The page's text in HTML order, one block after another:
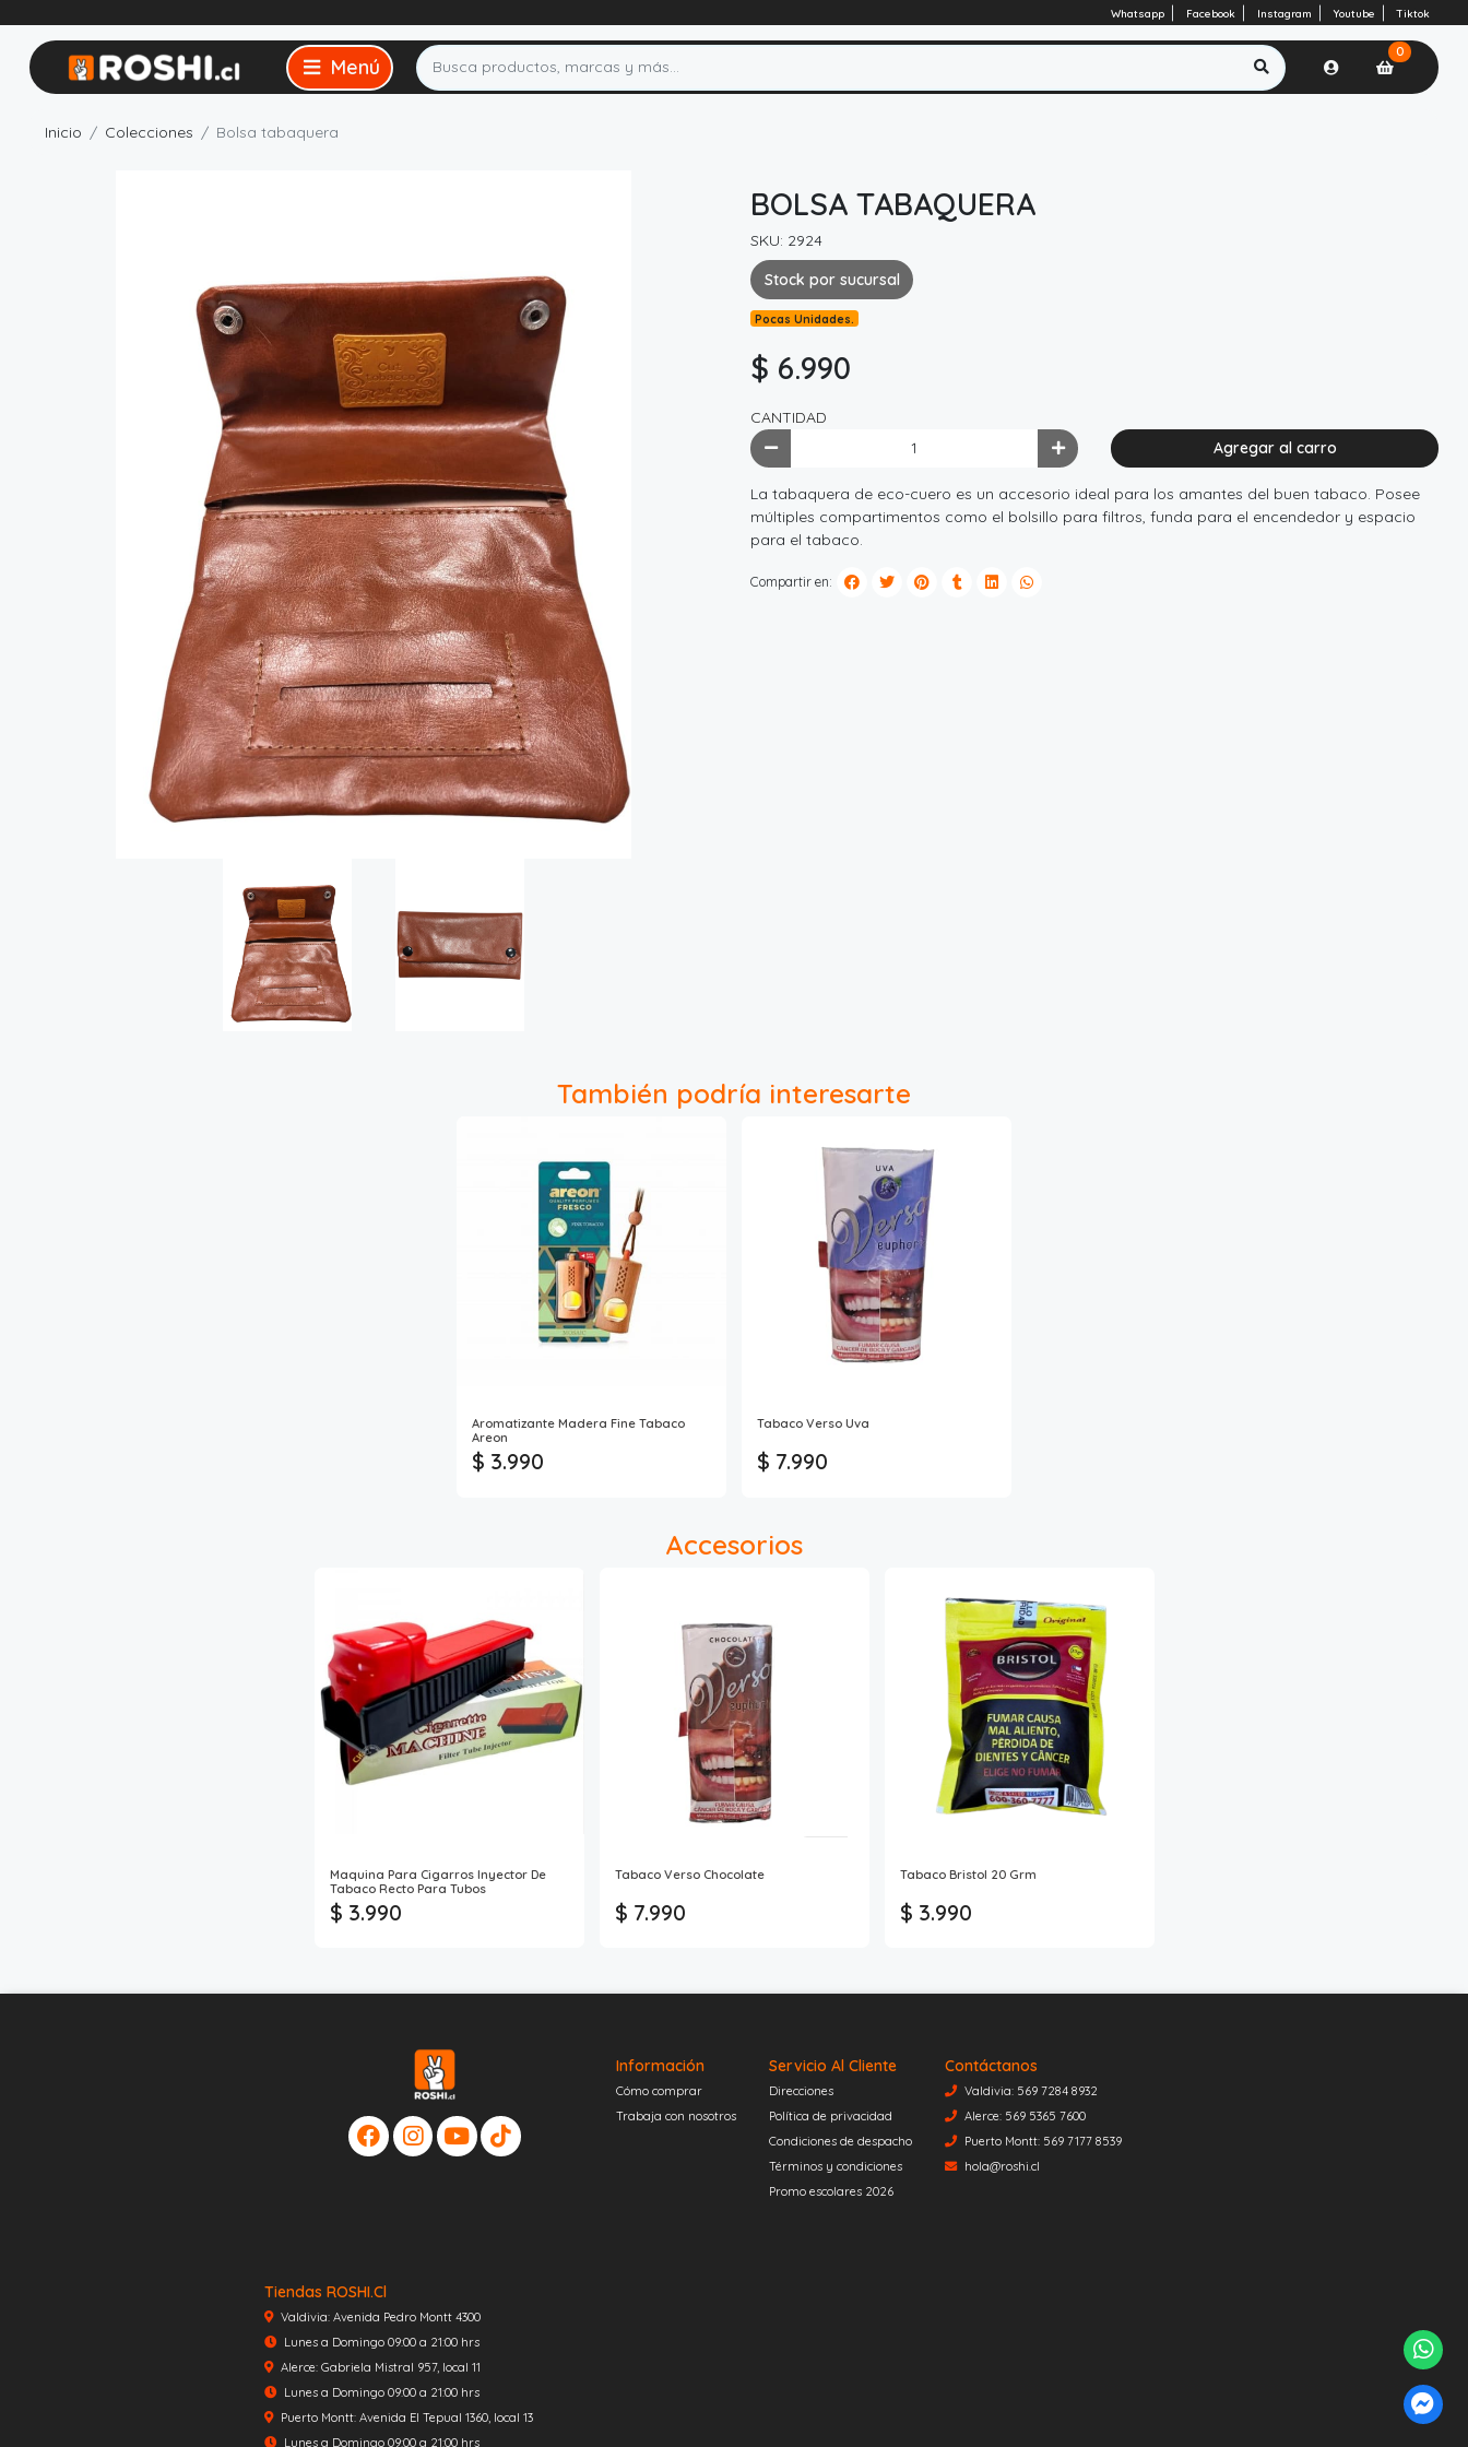
Whatsapp Facebook Instagram Youtube Tiktok
0
Inicio Colecciones Bolsa tabaquera
BOLSA TABAQUERA
SKU: 2924
Stock por sucursal
Pocas Unidades.
$ 6.990
CANTIDAD
Agregar al carro
La tabaquera de eco-cuero es un accesorio ideal para los amantes del buen tabaco. Posee
múltiples compartimentos como el bolsillo para filtros, funda para el encendedor y espacio
para el tabaco.
Compartir en:
También podría interesarte
Aromatizante Madera Fine Tabaco
Areon
$ 3.990
Tabaco Verso Uva
$ 7.990
Accesorios
Maquina Para Cigarros Inyector De
Tabaco Recto Para Tubos
$ 3.990
Tabaco Verso Chocolate
$ 7.990
Tabaco Bristol 20 Grm
$ 3.990
Información
Cómo comprar
Trabaja con nosotros
Servicio Al Cliente
Direcciones
Política de privacidad
Condiciones de despacho
Términos y condiciones
Promo escolares 2026
Contáctanos
Valdivia: 569 7284 8932
Alerce: 569 5365 7600
Puerto Montt: 569 7177 8539
hola@roshi.cl
Tiendas ROSHI.cl
Valdivia: Avenida Pedro Montt 4300
Lunes a Domingo 09:00 a 21:00 hrs
Alerce: Gabriela Mistral 957, local 11
Lunes a Domingo 09:00 a 21:00 hrs
Puerto Montt: Avenida El Tepual 1360, local 13
Lunes a Domingo 09:00 a 21:00 hrs